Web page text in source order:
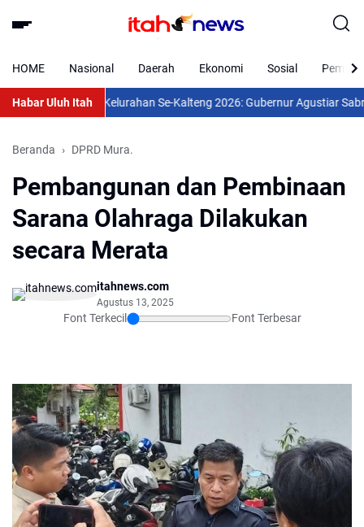
HOME Nasional Daerah Ekonomi Sosial
Habar Uluh Itah
Pemdes/Kelurahan Se-Kalteng 2026: Gubernur Agustiar Sabran
Beranda DPRD Mura.
Pembangunan dan Pembinaan
Sarana Olahraga Dilakukan
secara Merata
itahnews.com
Agustus 13, 2025
Font Terkecil Font Terbesar